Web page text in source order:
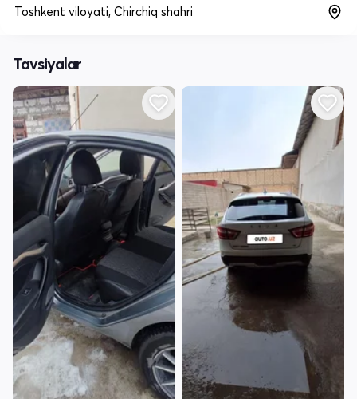
Toshkent viloyati, Chirchiq shahri
Tavsiyalar